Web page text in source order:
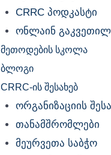
CRRC პოდკასტი
ონლაინ
მეთოდების სკოლა
ბლოგი
CRRC-ის შესახებ
ორგანიზაციის
თანამშრომლები
მეურვეთა საბჭო